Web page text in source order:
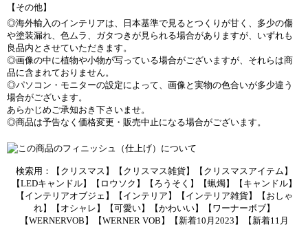
【その他】
◎海外輸入のインテリアは、日本基準で見るとつくりが甘く、多少の傷
や塗装漏れ、色ムラ、ガタつきが見られる場合がありますが、いずれも
良品内とさせていただきます。
◎画像の中に植物や小物が写っている場合がございますが、それらは商
品に含まれておりません。
◎パソコン・モニターの設定によって、画像と実物の色合いが多少違う
場合がございます。
あらかじめご承知おき下さいませ。
◎商品は予告なく価格変更・販売中止になる場合がございます。
検索用：【クリスマス】【クリスマス雑貨】【クリスマスアイテム】
【LEDキャンドル】【ロウソク】【ろうそく】【蝋燭】【キャンドル】
【インテリアオブジェ】【インテリア】【インテリア雑貨】【おしゃ
れ】【オシャレ】【可愛い】【かわいい】【ワーナーボブ】
【WERNERVOB】【WERNER VOB】【新着10月2023】【新着11月